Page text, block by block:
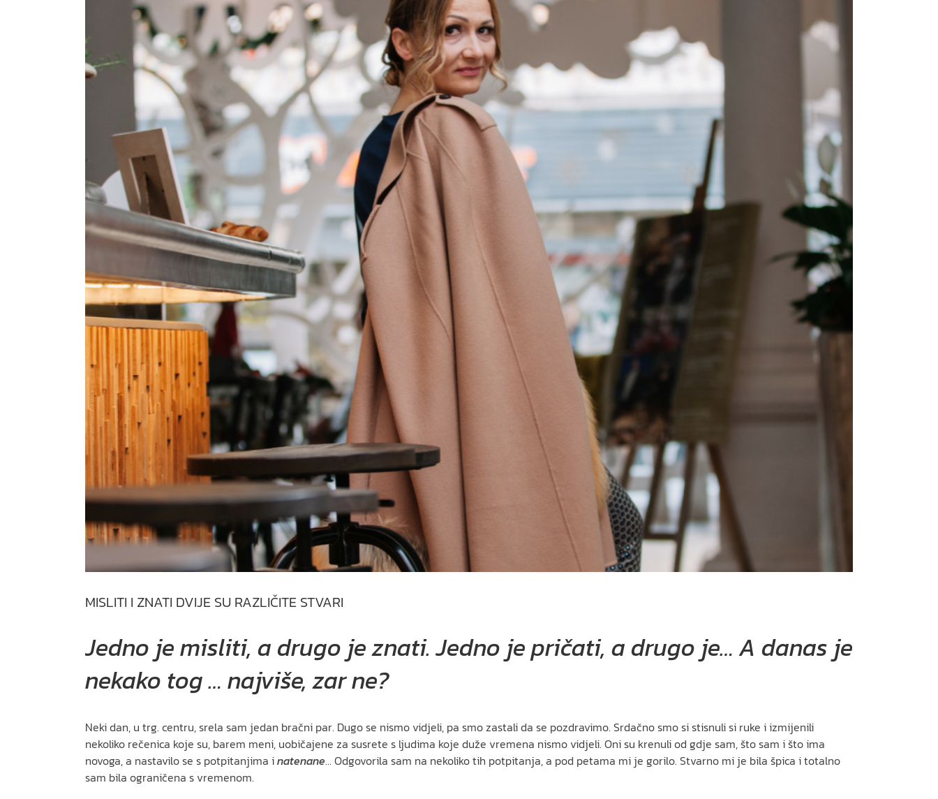
MISLITI I ZNATI DVIJE SU RAZLIČITE STVARI
Jedno je misliti, a drugo je znati. Jedno je pričati, a drugo je… A danas je
nekako tog … najviše, zar ne?
Neki dan, u trg. centru, srela sam jedan bračni par. Dugo se nismo vidjeli, pa smo zastali da se pozdravimo. Srdačno smo si stisnuli si ruke i izmijenili
nekoliko rečenica koje su, barem meni, uobičajene za susrete s ljudima koje duže vremena nismo vidjeli. Oni su krenuli od gdje sam, što sam i što ima
novoga, a nastavilo se s potpitanjima inatenane… Odgovorila sam na nekoliko tih potpitanja, a pod petama mi je gorilo. Stvarno mi je bila špica i totalno
sam bila ograničena s vremenom.